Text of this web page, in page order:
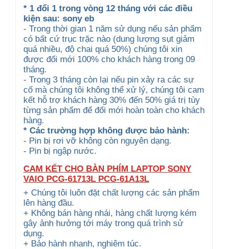
* 1 đổi 1 trong vòng 12 tháng với các điều
kiện sau: sony eb
- Trong thời gian 1 năm sử dụng nếu sản phẩm
có bất cứ trục trặc nào (dung lượng sụt giảm
quá nhiều, độ chai quá 50%) chúng tôi xin
được đổi mới 100% cho khách hàng trong 09
tháng.
- Trong 3 tháng còn lại nếu pin xảy ra các sự
cố mà chúng tôi không thể xử lý, chúng tôi cam
kết hỗ trợ khách hàng 30% đến 50% giá trị tùy
từng sản phẩm để đổi mới hoàn toàn cho khách
hàng.
* Các trường hợp không được bảo hành:
- Pin bị rơi vỡ không còn nguyên dạng.
- Pin bị ngập nước.
CAM KẾT CHO BÀN PHÍM LAPTOP SONY
VAIO PCG-61713L PCG-61A13L
+ Chúng tôi luôn đặt chất lượng các sản phẩm
lên hàng đầu.
+ Không bán hàng nhái, hàng chất lượng kém
gây ảnh hưởng tới máy trong quá trình sử
dụng.
+ Bảo hành nhanh, nghiêm túc.